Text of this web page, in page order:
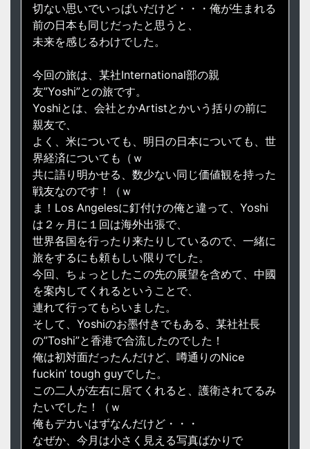
切ない思いでいっぱいだけど・・・俺が生まれる
前の日本も同じだったと思うと、
未来を感じるわけでした。
今回の旅は、某社International部の親
友”Yoshi”との旅です。
Yoshiとは、会社とかArtistとかいう括りの前に
親友で、
よく、米についても、明日の日本についても、世
界経済についても（ｗ
共に語り明かせる、数少ない同じ価値観を持った
戦友なのです！（ｗ
ま！Los Angelesに釘付けの俺と違って、Yoshi
は２ヶ月に１回は海外出張で、
世界各国を行ったり来たりしているので、一緒に
旅をするにも頼もしい限りでした。
今回、ちょっとしたこの先の展望を含めて、中國
を案内してくれるということで、
連れて行ってもらいました。
そして、Yoshiのお墨付きでもある、某社社長
の”Toshi”と香港で合流したのでした！
俺は初対面だったんだけど、噂通りのNice
fuckin’ tough guyでした。
この二人が左右に居てくれると、護衛されてるみ
たいでした！（ｗ
俺もデカいはずなんだけど・・・
なぜか、今月は小さく見える写真ばかりで